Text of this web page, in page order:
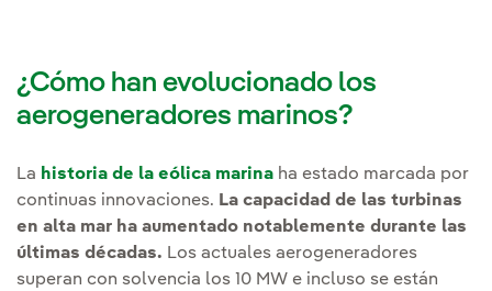
¿Cómo han evolucionado los
aerogeneradores marinos?
La historia de la eólica marina ha estado marcada por
continuas innovaciones. La capacidad de las turbinas
en alta mar ha aumentado notablemente durante las
últimas décadas. Los actuales aerogeneradores
superan con solvencia los 10 MW e incluso se están